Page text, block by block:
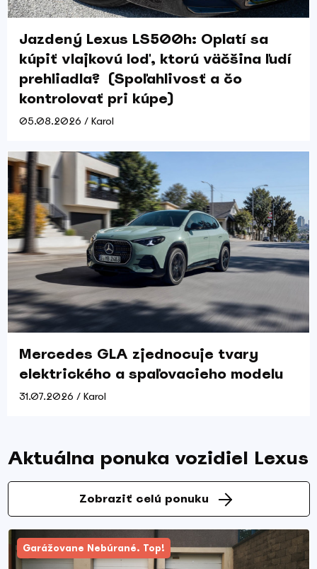
Jazdený Lexus LS500h: Oplatí sa
kúpiť vlajkovú loď, ktorú väčšina ľudí
prehliadla? (Spoľahlivosť a čo
kontrolovať pri kúpe)
05.08.2026 / Karol
Mercedes GLA zjednocuje tvary
elektrického a spaľovacieho modelu
31.07.2026 / Karol
Aktuálna ponuka vozidiel Lexus
Zobraziť celú ponuku
Garážovane Nebúrané. Top!